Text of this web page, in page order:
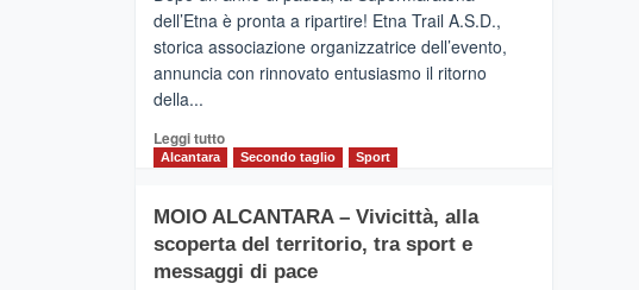
dell’Etna,
presentata
l’edizione
2026
dell’Etna è pronta a ripartire! Etna Trail A.S.D.,
storica associazione organizzatrice dell’evento,
annuncia con rinnovato entusiasmo il ritorno
della...
Leggi tuttoLeggi
Torna
la
Supermaratona
Alcantara Secondo taglio Sport
MOIO ALCANTARA – Vivicittà, alla
scoperta del territorio, tra sport e
messaggi di pace